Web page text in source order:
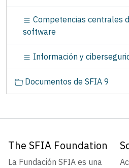
Competencias centrales
software
Información y
Documentos de SFIA 9
The SFIA Foundation
La Fundación SFIA es una